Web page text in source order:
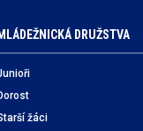
MLÁDEŽNICKÁ DRUŽSTVA
žáci